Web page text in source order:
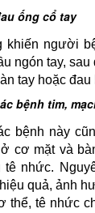
ống cổ tay
khiến người
ngón tay,
tay hoặc đau
bệnh tim,
bệnh này
cơ mặt và
tê nhức.
quả, ảnh
thể, tê nhức